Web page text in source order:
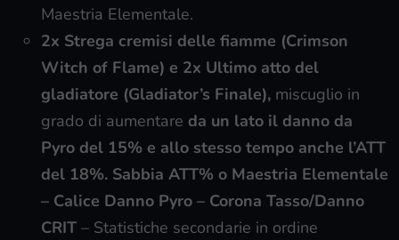
Maestria Elementale.
2x Strega cremisi delle fiamme (Crimson
Witch of Flame) e 2x Ultimo atto del
gladiatore (Gladiator’s Finale), miscuglio in
grado di aumentare da un lato il danno da
Pyro del 15% e allo stesso tempo anche l’ATT
del 18%. Sabbia ATT% o Maestria Elementale
– Calice Danno Pyro – Corona Tasso/Danno
CRIT – Statistiche secondarie in ordine